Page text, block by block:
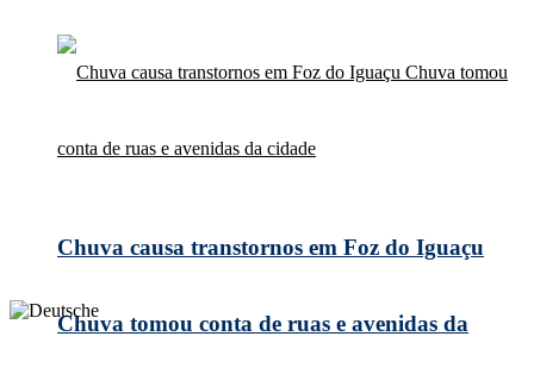
Chuva causa transtornos em Foz do Iguaçu
Chuva tomou conta de ruas e avenidas da